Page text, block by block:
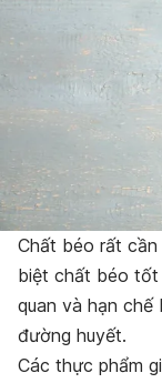
Chất béo rất
biệt chất béo
quan và hạn chế
đường huyết.
Các thực phẩm